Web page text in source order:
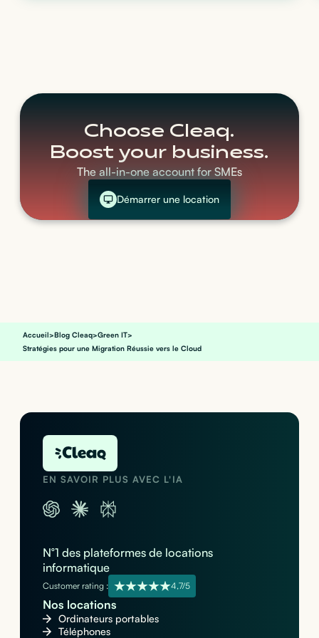
Choose Cleaq.
Boost your business.
The all-in-one account for SMEs
Démarrer une location
Accueil>Blog Cleaq>Green IT>
Stratégies pour une Migration Réussie vers le Cloud
EN SAVOIR PLUS AVEC L'IA
N°1 des plateformes de locations
informatique
Customer rating : 4,7/5
Nos locations
Ordinateurs portables
Téléphones